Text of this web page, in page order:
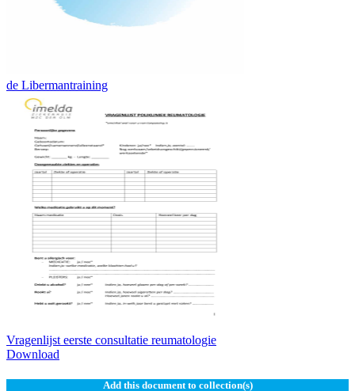
de Libermantraining
Vragenlijst eerste consultatie reumatologie
Download
Add this document to collection(s)